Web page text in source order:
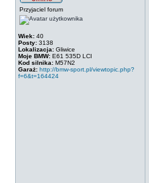
Przyjaciel forum
Wiek: 40
Posty: 3138
Lokalizacja: Gliwice
Moje BMW: E61 535D LCI
Kod silnika: M57N2
Garaż: http://bmw-sport.pl/viewtopic.php?
f=6&t=164424